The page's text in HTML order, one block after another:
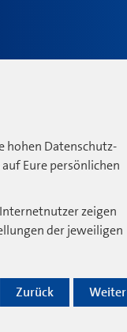
hohen Datenschutz-
Eure persönlichen
zeigen
der jeweiligen
Weiter
Zurück